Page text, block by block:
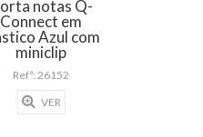
notas Q-
Connect em
Azul com
miniclip
Refª: 26152
VER